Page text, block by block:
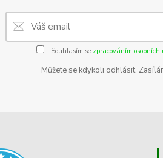
Souhlasím se zpracováním osobních
Můžete se kdykoli odhlásit.